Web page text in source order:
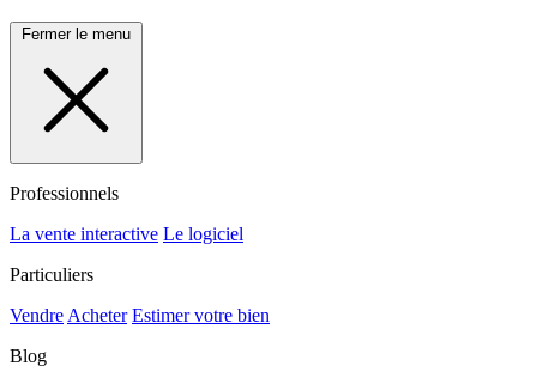
Fermer le menu
Professionnels
La vente interactive Le logiciel
Particuliers
Vendre Acheter Estimer votre bien
Blog